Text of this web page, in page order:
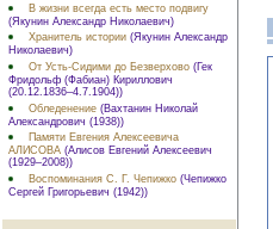
В жизни всегда есть место подвигу
(Якунин Александр Николаевич)
Хранитель истории (Якунин Александр
Николаевич)
От Усть-Сидими до Безверхово (Гек
Фридольф (Фабиан) Кириллович
(20.12.1836–4.7.1904))
Обледенение (Вахтанин Николай
Александрович (1938))
Памяти Евгения Алексеевича
АЛИСОВА (Алисов Евгений Алексеевич
(1929–2008))
Воспоминания С. Г. Чепижко (Чепижко
Сергей Григорьевич (1942))